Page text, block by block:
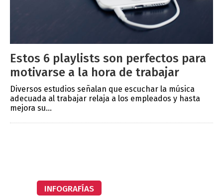
Estos 6 playlists son perfectos para
motivarse a la hora de trabajar
Diversos estudios señalan que escuchar la música
adecuada al trabajar relaja a los empleados y hasta
mejora su...
INFOGRAFÍAS